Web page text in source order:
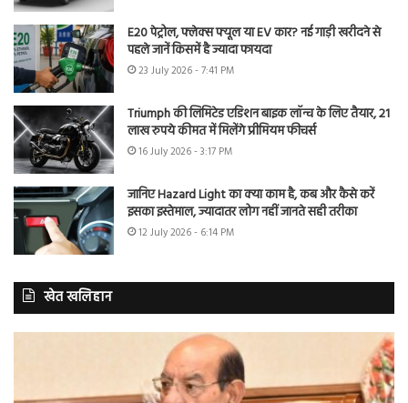
E20 पेट्रोल, फ्लेक्स फ्यूल या EV कार? नई गाड़ी खरीदने से
पहले जानें किसमें है ज्यादा फायदा
23 July 2026 - 7:41 PM
Triumph की लिमिटेड एडिशन बाइक लॉन्च के लिए तैयार, 21
लाख रुपये कीमत में मिलेंगे प्रीमियम फीचर्स
16 July 2026 - 3:17 PM
जानिए Hazard Light का क्या काम है, कब और कैसे करें
इसका इस्तेमाल, ज्यादातर लोग नहीं जानते सही तरीका
12 July 2026 - 6:14 PM
खेत खलिहान